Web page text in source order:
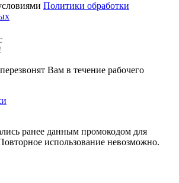
Политики обработки
Вам в течение рабочего
ранее данным промокодом для
использование невозможно.